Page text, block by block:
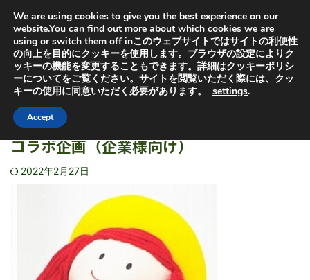
取っています。子供を救うためにも特許出願中の虐待検知
器普及にご協力ください
HOME > コラボ企画 >
コラボ企画
コラボ企画（企業様向け）
2022年2月27日
We are using cookies to give you the best experience on our
website.You can find out more about which cookies we are
using or switch them off inこのウェブサイトではサイトの利便性
の向上を目的にクッキーを使用します。ブラウザの設定によりク
ッキーの機能を変更することもできます。詳細はクッキーポリシ
ーについてをご覧ください。サイトを閲覧いただく際には、クッ
キーの使用に同意いただく必要があります。 settings.
Accept